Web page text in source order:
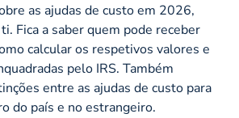
as ajudas de custo em 2026,
Fica a saber quem pode receber
calcular os respetivos valores e
pelo IRS. Também
entre as ajudas de custo para
do país e no estrangeiro.